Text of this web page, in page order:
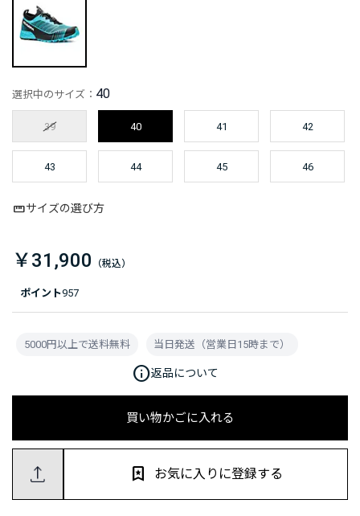
ポイント957
選択中のサイズ： 40
39 40 41 42
43 44 45 46
サイズの選び方
￥31,900
買い物かごに入れる
お気に入りに登録する
5000円以上で送料無料 当日発送（営業日15時まで）
info返品について